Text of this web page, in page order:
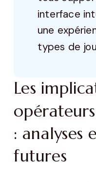
interface
une
types de
Les
: analyses
futures